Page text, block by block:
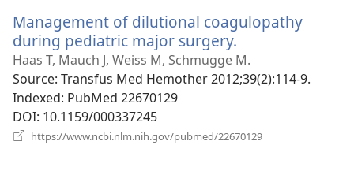
вікні)
Management of dilutional coagulopathy
during pediatric major surgery.
у
новому
Haas T, Mauch J, Weiss M, Schmugge M.
Source‎: Transfus Med Hemother 2012;39(2):114-9.
Indexed‎: PubMed 22670129
DOI‎: 10.1159/000337245
https://www.ncbi.nlm.nih.gov/pubmed/22670129